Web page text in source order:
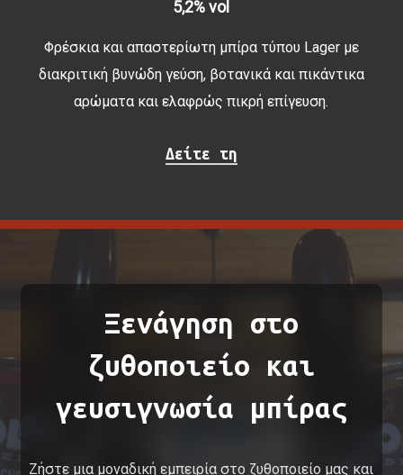
5,2% vol
Φρέσκια και απαστερίωτη μπίρα τύπου Lager με
διακριτική βυνώδη γεύση, βοτανικά και πικάντικα
αρώματα και ελαφρώς πικρή επίγευση.
Δείτε τη
Ξενάγηση στο
ζυθοποιείο και
γευσιγνωσία μπίρας
Ζήστε μια μοναδική εμπειρία στο ζυθοποιείο μας και